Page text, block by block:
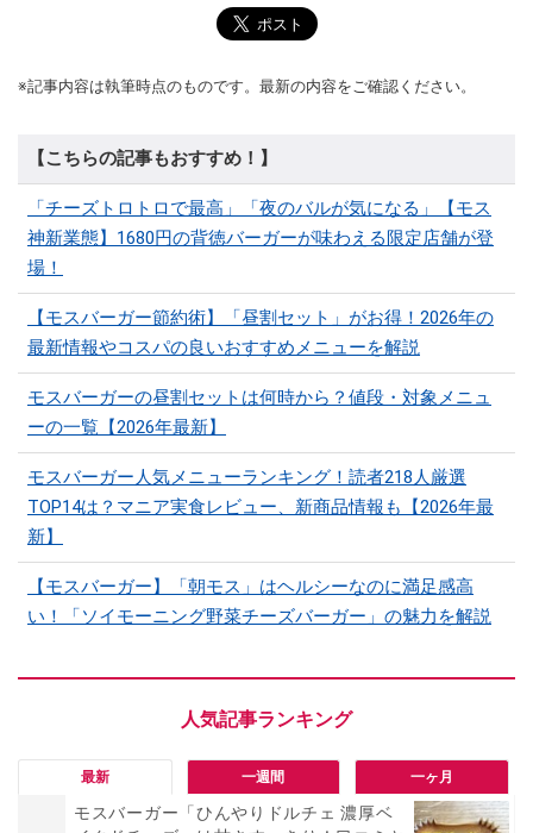
※記事内容は執筆時点のものです。最新の内容をご確認ください。
【こちらの記事もおすすめ！】
「チーズトロトロで最高」「夜のバルが気になる」【モス
神新業態】1680円の背徳バーガーが味わえる限定店舗が登
場！
【モスバーガー節約術】「昼割セット」がお得！2026年の
最新情報やコスパの良いおすすめメニューを解説
モスバーガーの昼割セットは何時から？値段・対象メニュ
ーの一覧【2026年最新】
モスバーガー人気メニューランキング！読者218人厳選
TOP14は？マニア実食レビュー、新商品情報も【2026年最
新】
【モスバーガー】「朝モス」はヘルシーなのに満足感高
い！「ソイモーニング野菜チーズバーガー」の魅力を解説
最新 一週間 一ヶ月
モスバーガー「ひんやりドルチェ 濃厚ベ